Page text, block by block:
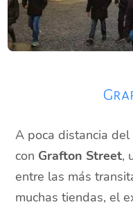
A poca distancia
con Grafton Street,
entre las más
muchas tiendas, el